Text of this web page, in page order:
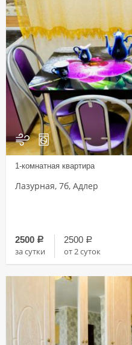
1-комнатная квартира
Лазурная, 7б, Адлер
2500 a
за сутки
2500 a
от 2 суток